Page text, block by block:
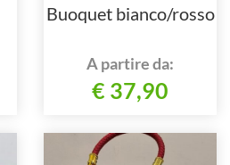
Buoquet bianco/rosso
A partire da:
€ 37,90